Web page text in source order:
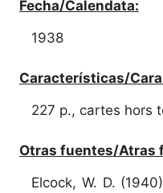
Fecha/Calendata:
1938
Características/
227 p., cartes hors
Otras fuentes/Atras
Elcock, W. D.